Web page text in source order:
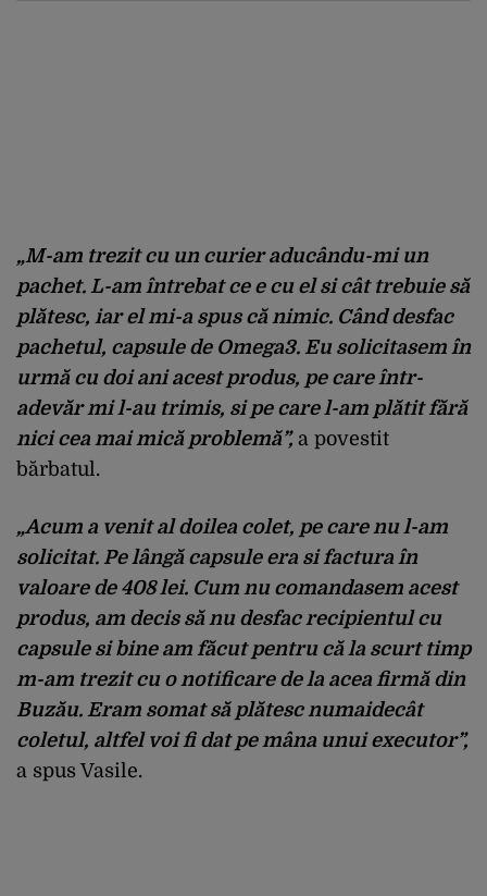
„M-am trezit cu un curier aducându-mi un
pachet. L-am întrebat ce e cu el si cât trebuie să
plătesc, iar el mi-a spus că nimic. Când desfac
pachetul, capsule de Omega3. Eu solicitasem în
urmă cu doi ani acest produs, pe care într-
adevăr mi l-au trimis, si pe care l-am plătit fără
nici cea mai mică problemă”, a povestit
bărbatul.
„Acum a venit al doilea colet, pe care nu l-am
solicitat. Pe lângă capsule era si factura în
valoare de 408 lei. Cum nu comandasem acest
produs, am decis să nu desfac recipientul cu
capsule si bine am făcut pentru că la scurt timp
m-am trezit cu o notificare de la acea firmă din
Buzău. Eram somat să plătesc numaidecât
coletul, altfel voi fi dat pe mâna unui executor”,
a spus Vasile.